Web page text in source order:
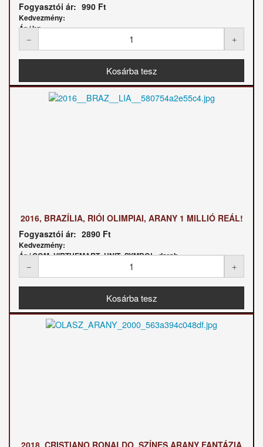
Fogyasztói ár: 990 Ft
Kedvezmény:
Ár / kg:
2016, BRAZÍLIA, RIÓI OLIMPIAI, ARANY 1 MILLIÓ REÁL!
Fogyasztói ár: 2890 Ft
Kedvezmény:
Ár / COM_VIRTUEMART_UNIT_SYMBOL_darab: